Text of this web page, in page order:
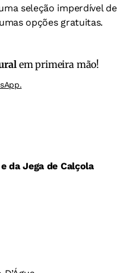
seleção imperdível de
opções gratuitas.
em primeira mão!
da Jega de Calçola